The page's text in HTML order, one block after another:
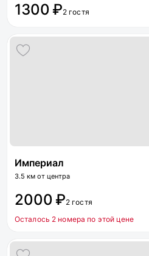
1300 ₽2 гостя
Империал
3.5 км от центра
2000 ₽2 гостя
Осталось 2 номера по этой цене